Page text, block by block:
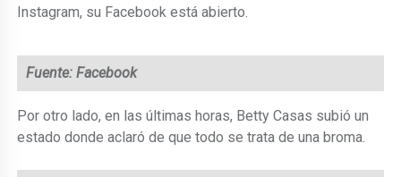
Instagram, su Facebook está abierto.
Fuente: Facebook
Por otro lado, en las últimas horas, Betty Casas subió un
estado donde aclaró de que todo se trata de una broma.